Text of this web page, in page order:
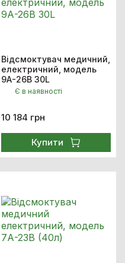
Відсмоктувач медичний,
електричний, модель
9А-26В 30L
Є в наявності
10 184 грн
Купити